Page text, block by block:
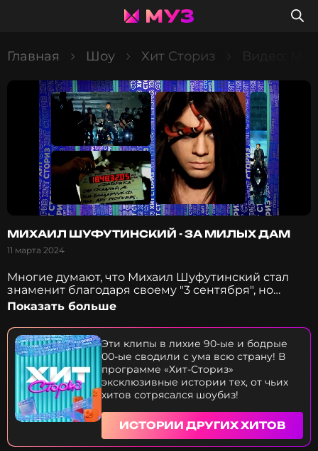
Главная Шоу Хит Сториз Видео:
МИХАИЛ ШУФУТИНСКИЙ - ЗА МИЛЫХ ДАМ
11 марта 2024
Многие думают, что Михаил Шуфутинский стал
знаменит благодаря своему "3 сентября", но
народная слава пришла к нему благодаря хиту "За
милых дам". Что появилось раньше - тост или хит?
О чем пелось в первой версии припева и откуда
там взялись дамы? Как уговорить композитора
Вячеслава Добрынина написать хит? Почему
пикантную сцену клипа Шуфутинского
переснимали несколько раз? Разрешили бы
сейчас шансонье так развязно себя вести в
кабаре? Сколько "милых дам" было в жизни
Михаила Шуфутинского и как он с ними
знакомился? Почему SHAMAN в детстве исполнял
этот недетский шлягер? Только на МУЗ в новой
Показать больше
Эти клипы в лихие 90-ые и бодрые
00-ые сводили с ума всю страну! В
программе «Хит-Сториз»
эксклюзивные истории тех, от чьих
хитов сотрясался шоубиз!
ИСТОРИИ ДРУГИХ ХИТОВ